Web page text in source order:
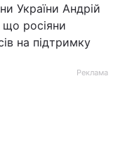
України Андрій
що росіяни
на підтримку
Реклама